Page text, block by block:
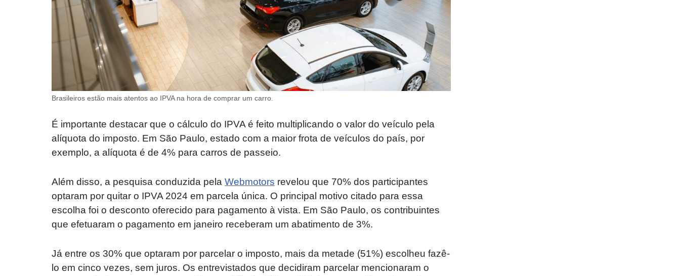
Brasileiros estão mais atentos ao IPVA na hora de comprar um carro.
É importante destacar que o cálculo do IPVA é feito multiplicando o valor do veículo pela
alíquota do imposto. Em São Paulo, estado com a maior frota de veículos do país, por
exemplo, a alíquota é de 4% para carros de passeio.
Além disso, a pesquisa conduzida pela Webmotors revelou que 70% dos participantes
optaram por quitar o IPVA 2024 em parcela única. O principal motivo citado para essa
escolha foi o desconto oferecido para pagamento à vista. Em São Paulo, os contribuintes
que efetuaram o pagamento em janeiro receberam um abatimento de 3%.
Já entre os 30% que optaram por parcelar o imposto, mais da metade (51%) escolheu fazê-
lo em cinco vezes, sem juros. Os entrevistados que decidiram parcelar mencionaram o